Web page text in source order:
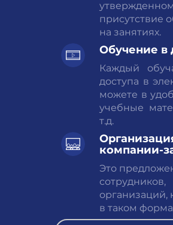
присутствие
на занятиях.
Обучение в
Каждый
доступа в
можете в
учебные
т.д.
компании-
Это
организаций,
в таком